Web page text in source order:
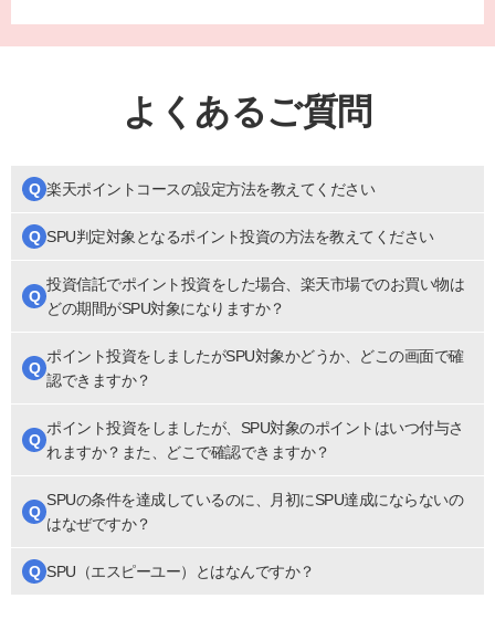
よくあるご質問
Q 楽天ポイントコースの設定方法を教えてください
Q SPU判定対象となるポイント投資の方法を教えてください
Q
投資信託でポイント投資をした場合、楽天市場でのお買い物は
どの期間がSPU対象になりますか？
Q
ポイント投資をしましたがSPU対象かどうか、どこの画面で確
認できますか？
Q
ポイント投資をしましたが、SPU対象のポイントはいつ付与さ
れますか？また、どこで確認できますか？
Q
SPUの条件を達成しているのに、月初にSPU達成にならないの
はなぜですか？
Q SPU（エスピーユー）とはなんですか？